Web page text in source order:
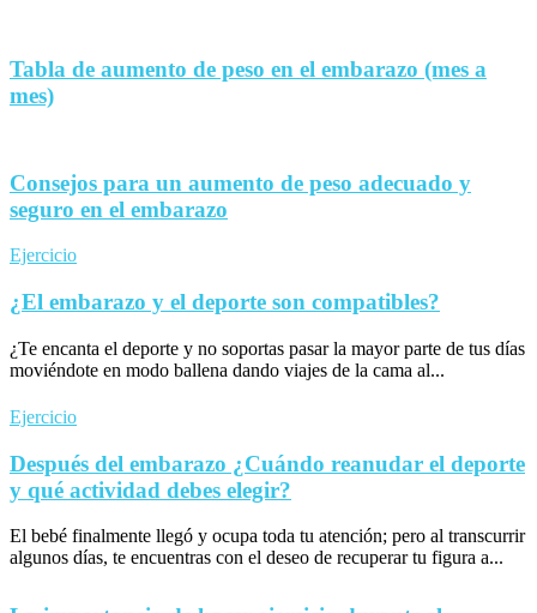
Tabla de aumento de peso en el embarazo (mes a
mes)
Consejos para un aumento de peso adecuado y
seguro en el embarazo
Ejercicio
¿El embarazo y el deporte son compatibles?
¿Te encanta el deporte y no soportas pasar la mayor parte de tus días
moviéndote en modo ballena dando viajes de la cama al...
Ejercicio
Después del embarazo ¿Cuándo reanudar el deporte
y qué actividad debes elegir?
El bebé finalmente llegó y ocupa toda tu atención; pero al transcurrir
algunos días, te encuentras con el deseo de recuperar tu figura a...